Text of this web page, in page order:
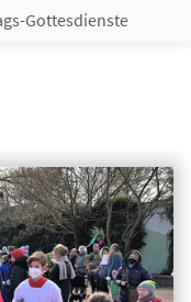
Gottesdienste